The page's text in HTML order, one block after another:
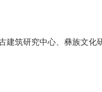
筑研究中心、彝族文化